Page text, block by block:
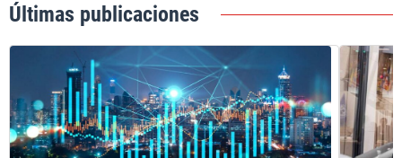
Últimas publicaciones